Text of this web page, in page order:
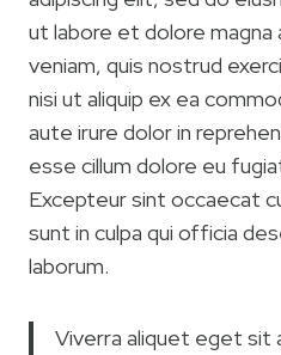
ut labore et dolore magna
veniam, quis nostrud
nisi ut aliquip ex ea
aute irure dolor in
esse cillum dolore eu
Excepteur sint occaecat
sunt in culpa qui officia
laborum.
Viverra aliquet eget sit